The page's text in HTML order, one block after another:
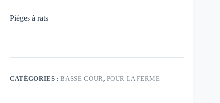
Pièges à rats
CATÉGORIES :BASSE-COUR,POUR LA FERME